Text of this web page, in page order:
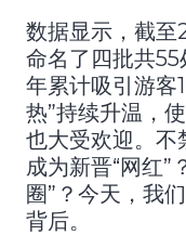
数据显示，截
命名了四批共
年累计吸引游客
热”持续升温，
也大受欢迎。不
成为新晋“网红”
圈”？今天，我
背后。